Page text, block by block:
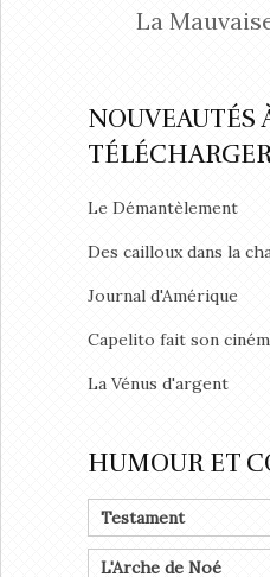
La
NOUVEAUTÉS
Le Démantèlement
Des cailloux dans la
Journal d'Amérique
Capelito fait son
La Vénus d'argent
HUMOUR ET
Testament
L'Arche de Noé